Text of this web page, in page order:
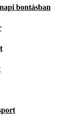
bontásban